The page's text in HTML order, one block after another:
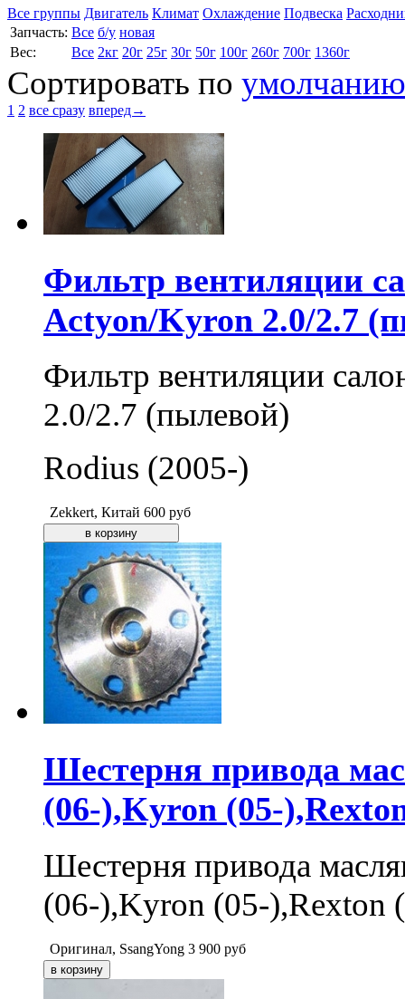
Все группы Двигатель Климат Охлаждение Подвеска
Запчасть: Все б/у новая
Вес:
Все 2кг 20г 25г 30г 50г 100г 260г 700г 1360г
Сортировать по умолчанию
1 2 все сразу вперед→
Фильтр вентиляции
Actyon/Kyron 2.0/2.7
Фильтр вентиляции
2.0/2.7 (пылевой)
Rodius (2005-)
Zekkert, Китай 600 руб
Шестерня привода
(06-),Kyron (05-
Шестерня привода
(06-),Kyron (05-),Rexton
Оригинал, SsangYong 3 900 руб